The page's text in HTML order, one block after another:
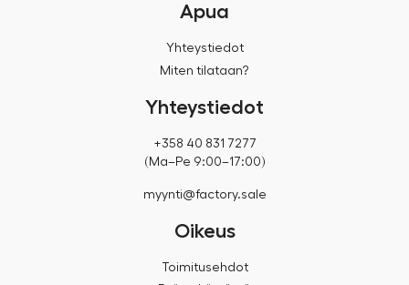
Apua
Yhteystiedot
Miten tilataan?
Yhteystiedot
+358 40 831 7277
(Ma–Pe 9:00–17:00)
myynti@factory.sale
Oikeus
Toimitusehdot